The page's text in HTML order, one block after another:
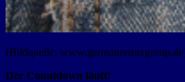
(Bildquelle:
Der Countdown läuft!